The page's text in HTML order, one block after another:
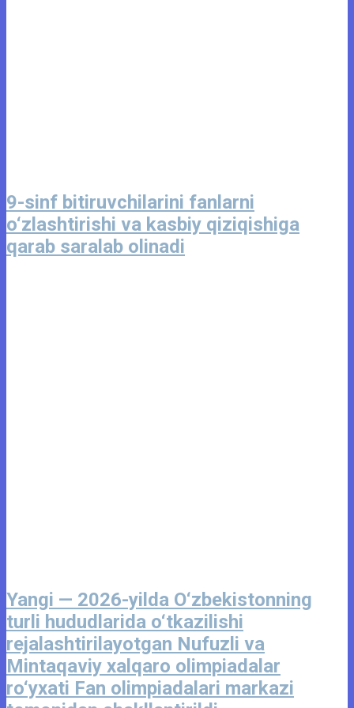
9-sinf bitiruvchilarini fanlarni
o‘zlashtirishi va kasbiy qiziqishiga
qarab saralab olinadi
Yangi — 2026-yilda O‘zbekistonning
turli hududlarida o‘tkazilishi
rejalashtirilayotgan Nufuzli va
Mintaqaviy xalqaro olimpiadalar
ro‘yxati Fan olimpiadalari markazi